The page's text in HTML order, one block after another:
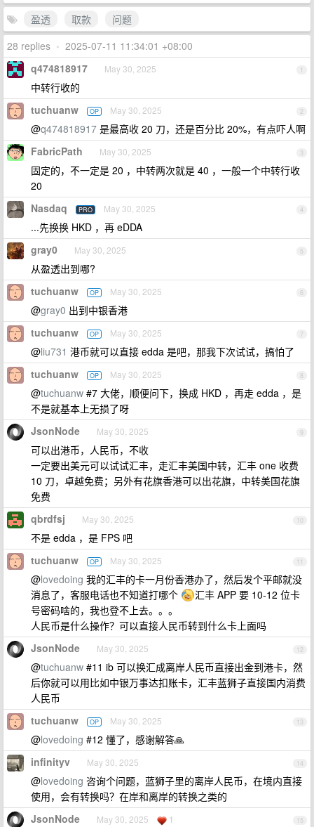
盈透
取款
问题
28 replies • 2025-07-11 11:34:01 +08:00
1
q474818917 May 30, 2025
中转行收的
2
tuchuanw OP May 30, 2025
@q474818917 是最高收 20 刀，还是百分比 20%，有点吓人啊
3
FabricPath May 30, 2025
固定的，不一定是 20 ，中转两次就是 40 ，一般一个中转行收
20
4
Nasdaq PRO May 30, 2025
...先换换 HKD ，再 eDDA
5
gray0 May 30, 2025
从盈透出到哪?
6
tuchuanw OP May 30, 2025
@gray0 出到中银香港
7
tuchuanw OP May 30, 2025
@liu731 港币就可以直接 edda 是吧，那我下次试试，搞怕了
8
tuchuanw OP May 30, 2025
@tuchuanw #7 大佬，顺便问下，换成 HKD ，再走 edda ，是
不是就基本上无损了呀
9
JsonNode May 30, 2025
可以出港币，人民币，不收
一定要出美元可以试试汇丰，走汇丰美国中转，汇丰 one 收费
10 刀，卓越免费；另外有花旗香港可以出花旗，中转美国花旗
免费
10
qbrdfsj May 30, 2025
不是 edda ，是 FPS 吧
11
tuchuanw OP May 30, 2025
@lovedoing 我的汇丰的卡一月份香港办了，然后发个平邮就没
消息了，客服电话也不知道打哪个
汇丰 APP 要 10-12 位卡
号密码啥的，我也登不上去。。。
人民币是什么操作？可以直接人民币转到什么卡上面吗
12
JsonNode May 30, 2025
@tuchuanw #11 ib 可以换汇成离岸人民币直接出金到港卡，然
后你就可以用比如中银万事达扣账卡，汇丰蓝狮子直接国内消费
人民币
13
tuchuanw OP May 30, 2025
@lovedoing #12 懂了，感谢解答🙏
14
infinityv May 30, 2025
@lovedoing 咨询个问题，蓝狮子里的离岸人民币，在境内直接
使用，会有转换吗？在岸和离岸的转换之类的
15
JsonNode May 30, 2025 1